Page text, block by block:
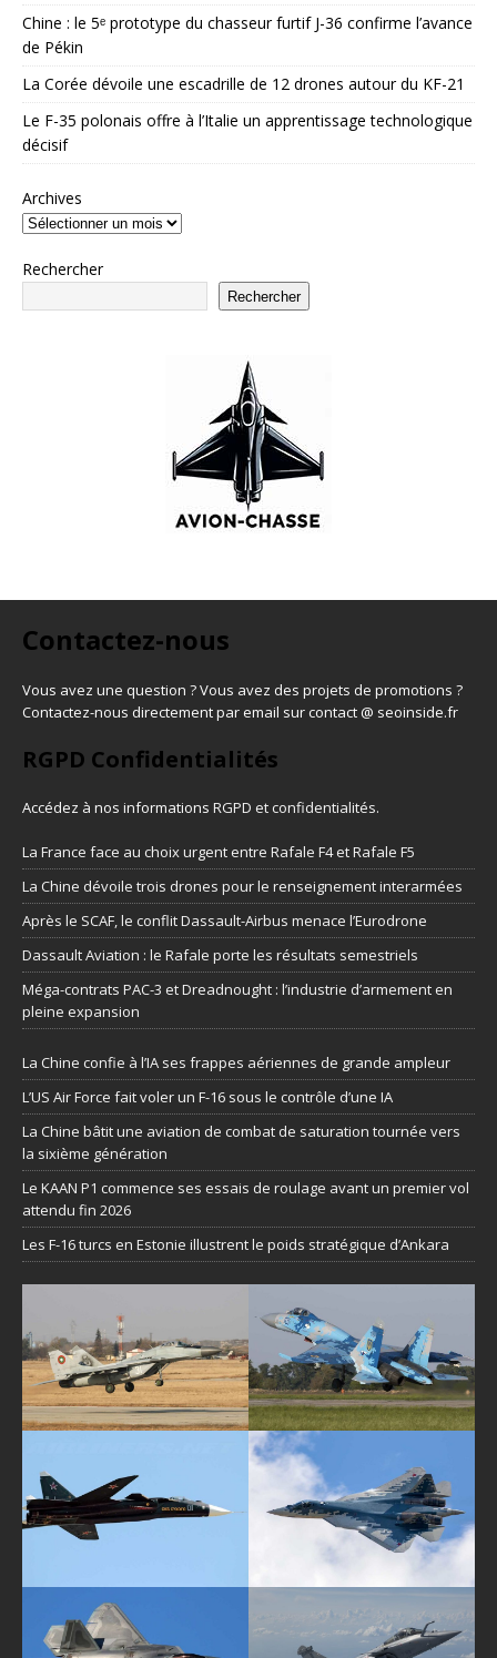
Chine : le 5ᵉ prototype du chasseur furtif J-36 confirme l’avance
de Pékin
La Corée dévoile une escadrille de 12 drones autour du KF-21
Le F-35 polonais offre à l’Italie un apprentissage technologique
décisif
Archives
Rechercher
Rechercher
Contactez-nous
Vous avez une question ? Vous avez des projets de promotions ?
Contactez-nous directement par email sur contact @ seoinside.fr
RGPD Confidentialités
Accédez à nos informations RGPD et confidentialités.
La France face au choix urgent entre Rafale F4 et Rafale F5
La Chine dévoile trois drones pour le renseignement interarmées
Après le SCAF, le conflit Dassault-Airbus menace l’Eurodrone
Dassault Aviation : le Rafale porte les résultats semestriels
Méga-contrats PAC-3 et Dreadnought : l’industrie d’armement en
pleine expansion
La Chine confie à l’IA ses frappes aériennes de grande ampleur
L’US Air Force fait voler un F-16 sous le contrôle d’une IA
La Chine bâtit une aviation de combat de saturation tournée vers
la sixième génération
Le KAAN P1 commence ses essais de roulage avant un premier vol
attendu fin 2026
Les F-16 turcs en Estonie illustrent le poids stratégique d’Ankara